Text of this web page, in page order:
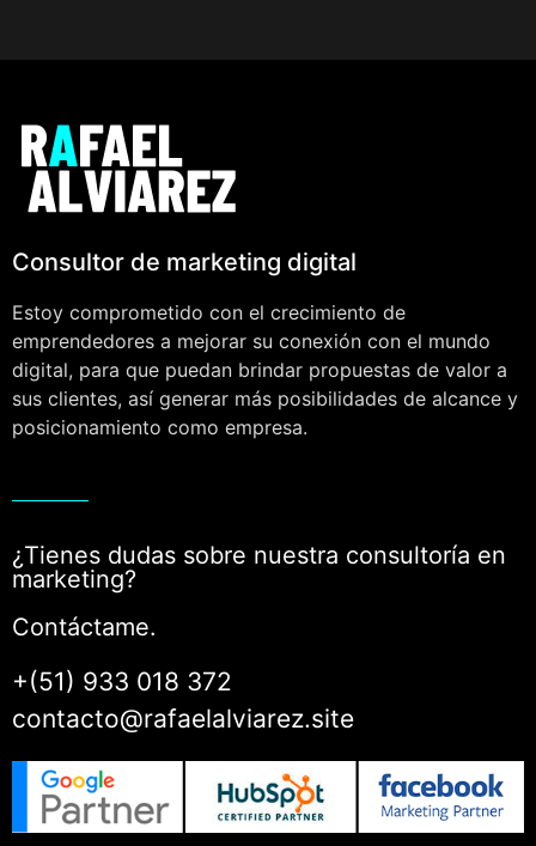
Consultor de marketing digital
Estoy comprometido con el crecimiento de
emprendedores a mejorar su conexión con el mundo
digital, para que puedan brindar propuestas de valor a
sus clientes, así generar más posibilidades de alcance y
posicionamiento como empresa.
¿Tienes dudas sobre nuestra consultoría en
marketing?
Contáctame.
+(51) 933 018 372
contacto@rafaelalviarez.site